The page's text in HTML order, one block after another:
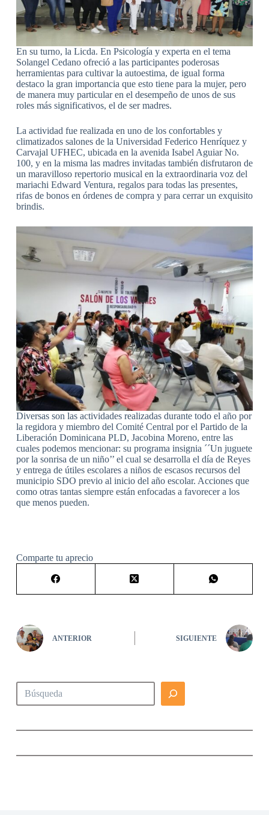
En su turno, la Licda. En Psicología y experta en el tema
Solangel Cedano ofreció a las participantes poderosas
herramientas para cultivar la autoestima, de igual forma
destaco la gran importancia que esto tiene para la mujer, pero
de manera muy particular en el desempeño de unos de sus
roles más significativos, el de ser madres.
La actividad fue realizada en uno de los confortables y
climatizados salones de la Universidad Federico Henríquez y
Carvajal UFHEC, ubicada en la avenida Isabel Aguiar No.
100, y en la misma las madres invitadas también disfrutaron de
un maravilloso repertorio musical en la extraordinaria voz del
mariachi Edward Ventura, regalos para todas las presentes,
rifas de bonos en órdenes de compra y para cerrar un exquisito
brindis.
Diversas son las actividades realizadas durante todo el año por
la regidora y miembro del Comité Central por el Partido de la
Liberación Dominicana PLD, Jacobina Moreno, entre las
cuales podemos mencionar: su programa insignia ´´Un juguete
por la sonrisa de un niño’’ el cual se desarrolla el día de Reyes
y entrega de útiles escolares a niños de escasos recursos del
municipio SDO previo al inicio del año escolar. Acciones que
como otras tantas siempre están enfocadas a favorecer a los
que menos pueden.
Comparte tu aprecio
ANTERIOR SIGUIENTE
Buscar